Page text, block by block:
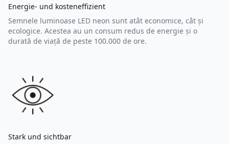
Energie- und kosteneffizient
Semnele luminoase LED neon sunt atât economice, cât și
ecologice. Acestea au un consum redus de energie și o
durată de viață de peste 100.000 de ore.
Stark und sichtbar